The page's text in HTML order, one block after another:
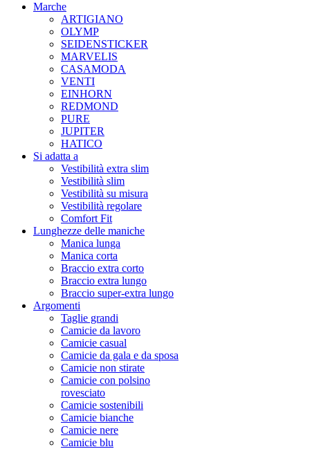
Marche
ARTIGIANO
OLYMP
SEIDENSTICKER
MARVELIS
CASAMODA
VENTI
EINHORN
REDMOND
PURE
JUPITER
HATICO
Si adatta a
Vestibilità extra slim
Vestibilità slim
Vestibilità su misura
Vestibilità regolare
Comfort Fit
Lunghezze delle maniche
Manica lunga
Manica corta
Braccio extra corto
Braccio extra lungo
Braccio super-extra lungo
Argomenti
Taglie grandi
Camicie da lavoro
Camicie casual
Camicie da gala e da sposa
Camicie non stirate
Camicie con polsino
rovesciato
Camicie sostenibili
Camicie bianche
Camicie nere
Camicie blu